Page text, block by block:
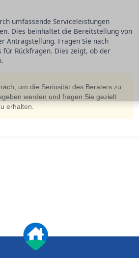
umfassende Serviceleistungen
Dies beinhaltet die Bereitstellung von
Antragstellung. Fragen Sie nach
Rückfragen. Dies zeigt, ob der
um die Seriosität des Beraters zu
werden und fragen Sie gezielt
erhalten.